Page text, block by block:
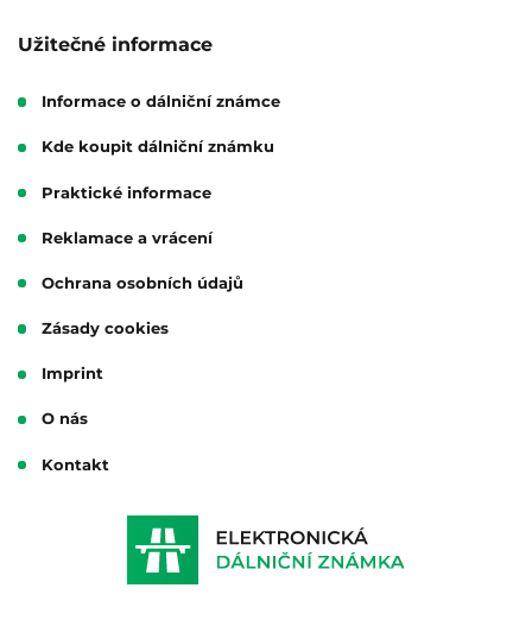
Užitečné informace
Informace o dálniční známce
Kde koupit dálniční známku
Praktické informace
Reklamace a vrácení
Ochrana osobních údajů
Zásady cookies
Imprint
O nás
Kontakt